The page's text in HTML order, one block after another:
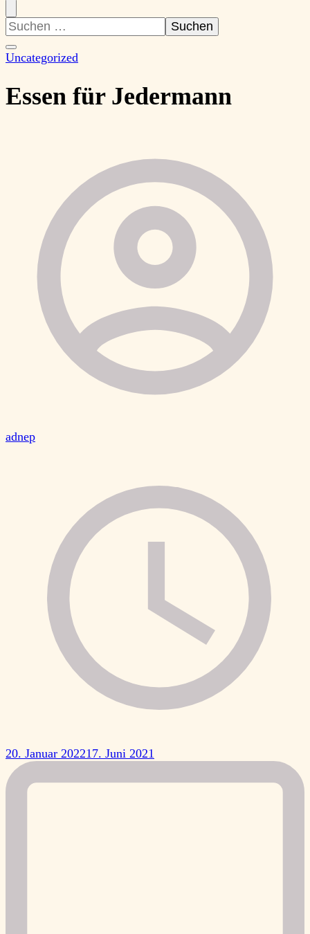
Suchen
nach:
Uncategorized
Essen für Jedermann
adnep
20. Januar 202217. Juni 2021